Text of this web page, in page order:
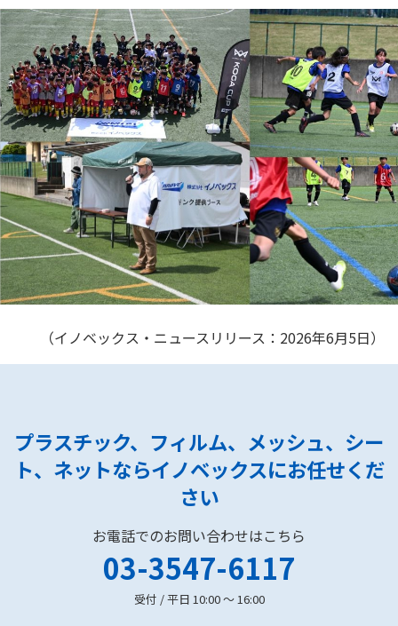
（イノベックス・ニュースリリース：2026年6月5日）
プラスチック、フィルム、メッシュ、シー
ト、ネットならイノベックスにお任せくだ
さい
お電話でのお問い合わせはこちら
03-3547-6117
受付 / 平日 10:00 ～ 16:00